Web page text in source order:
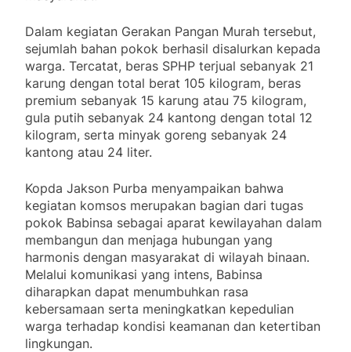
Dalam kegiatan Gerakan Pangan Murah tersebut,
sejumlah bahan pokok berhasil disalurkan kepada
warga. Tercatat, beras SPHP terjual sebanyak 21
karung dengan total berat 105 kilogram, beras
premium sebanyak 15 karung atau 75 kilogram,
gula putih sebanyak 24 kantong dengan total 12
kilogram, serta minyak goreng sebanyak 24
kantong atau 24 liter.
Kopda Jakson Purba menyampaikan bahwa
kegiatan komsos merupakan bagian dari tugas
pokok Babinsa sebagai aparat kewilayahan dalam
membangun dan menjaga hubungan yang
harmonis dengan masyarakat di wilayah binaan.
Melalui komunikasi yang intens, Babinsa
diharapkan dapat menumbuhkan rasa
kebersamaan serta meningkatkan kepedulian
warga terhadap kondisi keamanan dan ketertiban
lingkungan.